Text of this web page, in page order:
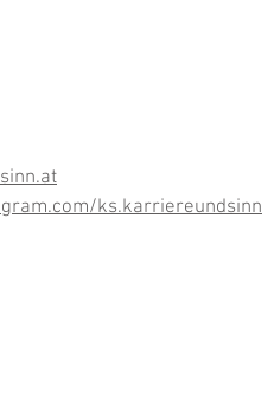
ks.karriereundsinn